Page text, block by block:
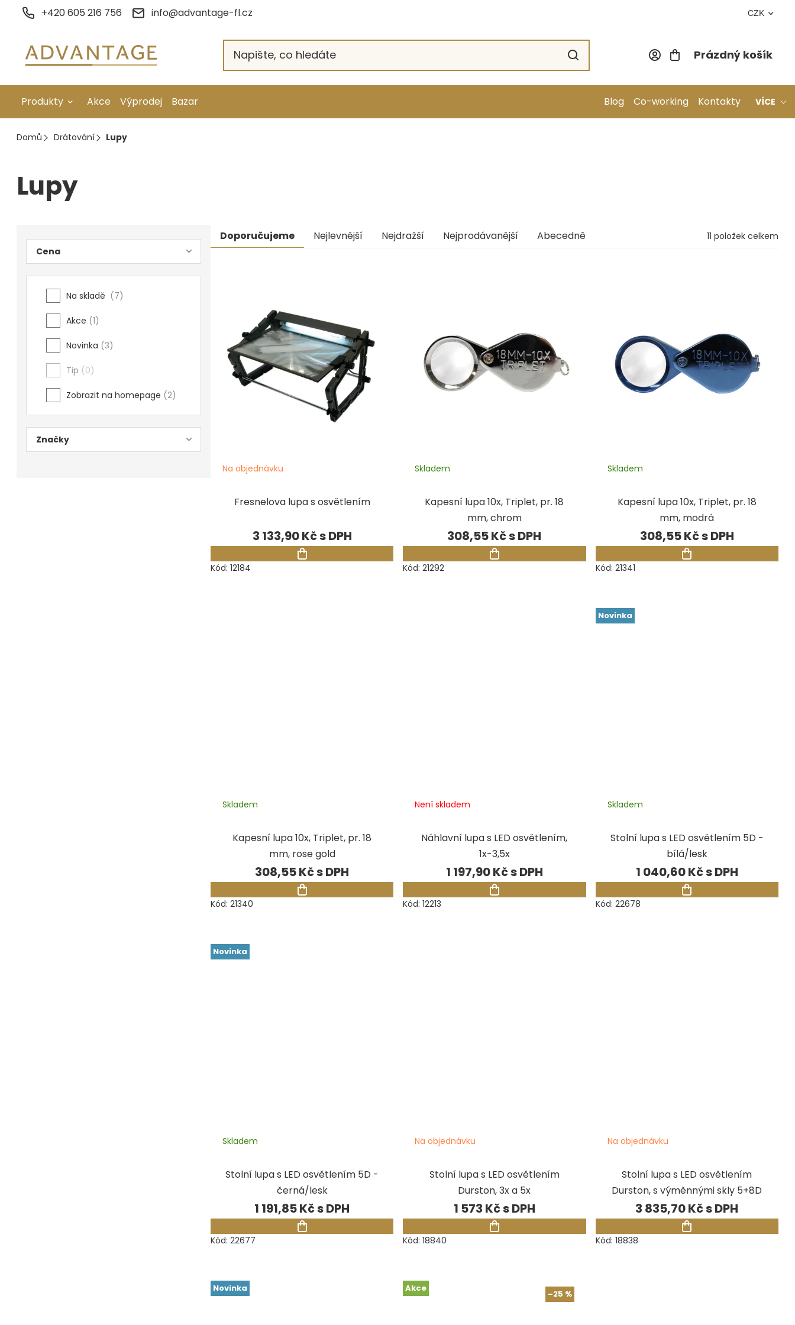
+420 605 216 756 info@advantage-fl.cz CZK
Nákupní
Prázdný košík
Produkty
Galvanické pokovení
Stopkové rotační nástroje
Letování a svařování
Povrchové úpravy
Kompresory a příslušenství
Čištění
Lití a tavení
Kameny
Motory, mikromotory, vrtačky
Literatura a DVD
Akce Výprodej Bazar Blog Co-working Kontakty VÍCE
Domů Drátování Lupy
Lupy
Postranní
panel
Cena
Na skladě 7
Akce 1
Novinka 3
Tip 0
Zobrazit na homepage 2
Značky
Řazení
Doporučujeme Nejlevnější Nejdražší Nejprodávanější Abecedně 11 položek celkem
produktů
Fresnelova lupa s osvětlením
Na objednávku
3 133,90 Kč
Kód: 12184
Kapesní lupa 10x, Triplet, pr. 18
mm, chrom
Skladem
308,55 Kč
Kód:21292
Kapesní lupa 10x, Triplet, pr. 18
mm, modrá
Skladem
308,55 Kč
Kód: 21341
Kapesní lupa 10x, Triplet, pr. 18
mm, rose gold
Skladem
308,55 Kč
Kód: 21340
Náhlavní lupa s LED osvětlením,
1x-3,5x
Není skladem
1 197,90 Kč
Kód:12213
Novinka
Stolní lupa s LED osvětlením 5D -
bílá/lesk
Skladem
1 040,60 Kč
Kód: 22678
Novinka
Stolní lupa s LED osvětlením 5D -
černá/lesk
Skladem
1 191,85 Kč
Kód: 22677
Stolní lupa s LED osvětlením
Durston, 3x a 5x
Na objednávku
1 573 Kč
Kód:18840
Stolní lupa s LED osvětlením
Durston, s výměnnými skly 5+8D
Na objednávku
3 835,70 Kč
Kód: 18838
Novinka Akce
–25 %